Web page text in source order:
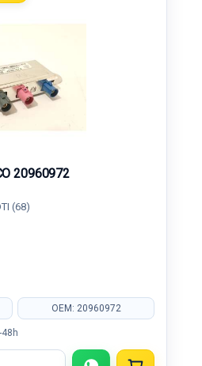
20960972
(68)
OEM: 20960972
48h